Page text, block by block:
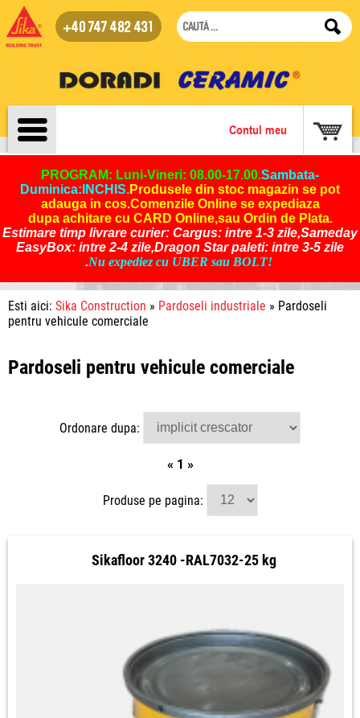
+40 747 482 431
Contul meu
PROGRAM: Luni-Vineri: 08.00-17.00.Sambata-
Duminica:INCHIS.Produsele din stoc magazin se pot
adauga in cos.Comenzile Online se expediaza
dupa achitare cu CARD Online,sau Ordin de Plata.
Estimare timp livrare curier: Cargus: intre 1-3 zile,Sameday
EasyBox: intre 2-4 zile,Dragon Star paleti: intre 3-5 zile
.Nu expediez cu UBER sau BOLT!
Esti aici: Sika Construction » Pardoseli industriale » Pardoseli
pentru vehicule comerciale
Pardoseli pentru vehicule comerciale
Ordonare dupa:
« 1 »
Produse pe pagina:
Sikafloor 3240 -RAL7032-25 kg